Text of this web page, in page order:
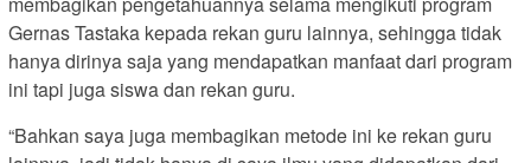
Gernas Tastaka kepada rekan guru lainnya, sehingga tidak
hanya dirinya saja yang mendapatkan manfaat dari program
ini tapi juga siswa dan rekan guru.
“Bahkan saya juga membagikan metode ini ke rekan guru